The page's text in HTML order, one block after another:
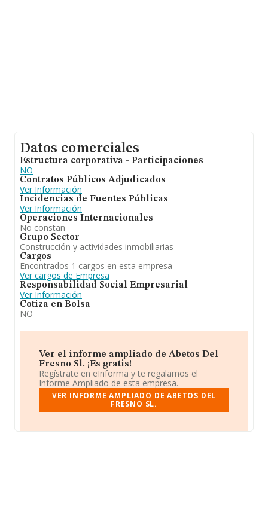
Datos comerciales
Estructura corporativa - Participaciones
NO
Contratos Públicos Adjudicados
Ver Información
Incidencias de Fuentes Públicas
Ver Información
Operaciones Internacionales
No constan
Grupo Sector
Construcción y actividades inmobiliarias
Cargos
Encontrados 1 cargos en esta empresa
Ver cargos de Empresa
Responsabilidad Social Empresarial
Ver Información
Cotiza en Bolsa
NO
Ver el informe ampliado de Abetos Del
Fresno Sl. ¡Es gratis!
Regístrate en eInforma y te regalamos el
Informe Ampliado de esta empresa.
VER INFORME AMPLIADO DE ABETOS DEL
FRESNO SL.